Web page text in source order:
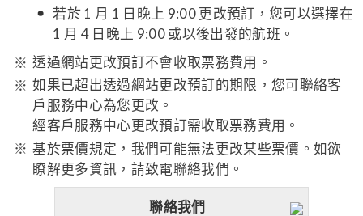
若於 1 月 1 日晚上 9:00 更改預訂，您可以選擇在
1 月 4 日晚上 9:00 或以後出發的航班。
透過網站更改預訂不會收取票務費用。
如果已超出透過網站更改預訂的期限，您可聯絡客
戶服務中心為您更改。
經客戶服務中心更改預訂需收取票務費用。
基於票價規定，我們可能無法更改某些票價。如欲
瞭解更多資訊，請致電聯絡我們。
聯絡我們